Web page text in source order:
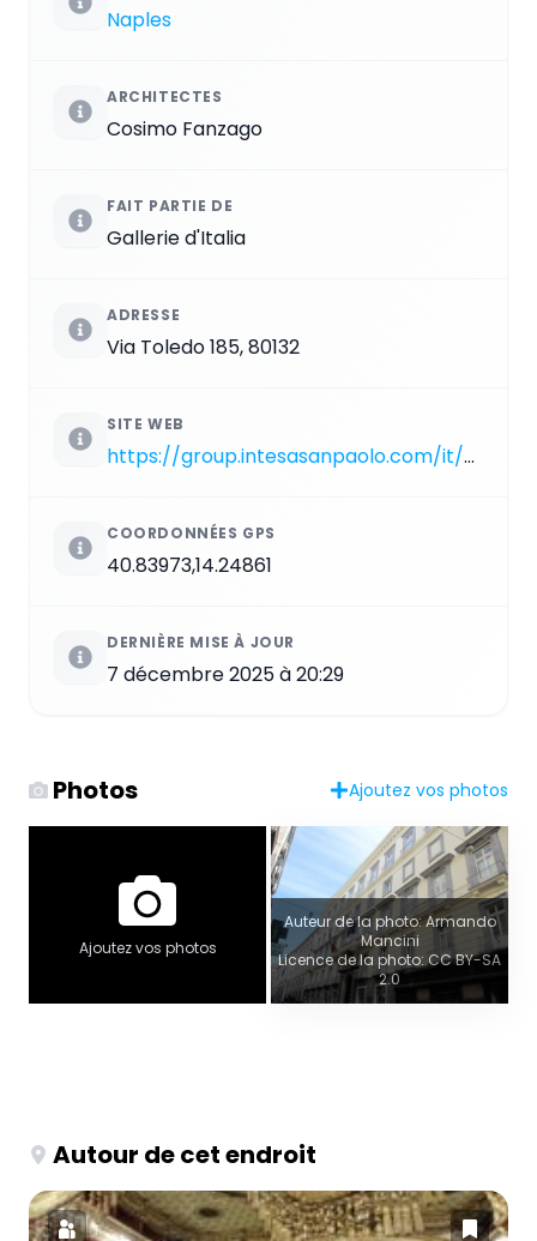
Naples
ARCHITECTES
Cosimo Fanzago
FAIT PARTIE DE
Gallerie d'Italia
ADRESSE
Via Toledo 185, 80132
SITE WEB
https://group.intesasanpaolo.com/it/sala-stampa/news/cultura-e-responsabilita-sociale/2019/le-gallerie-di-palazzo-zevallos-stigliano-a-napoli
COORDONNÉES GPS
40.83973,14.24861
DERNIÈRE MISE À JOUR
7 décembre 2025 à 20:29
Photos Ajoutez vos photos
Ajoutez vos photos
Auteur de la photo: Armando
Mancini
Licence de la photo: CC BY-SA
2.0
Autour de cet endroit